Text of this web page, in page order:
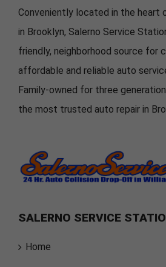
Conveniently located in the heart
in Brooklyn, Salerno Service
friendly, neighborhood source for
affordable and reliable auto
Family-owned for three
the most trusted auto repair in
SALERNO SERVICE
Home